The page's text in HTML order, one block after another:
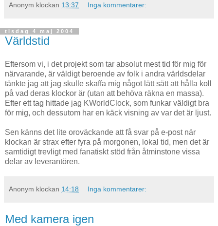
Anonym klockan 13:37 Inga kommentarer:
tisdag 4 maj 2004
Världstid
Eftersom vi, i det projekt som tar absolut mest tid för mig för
närvarande, är väldigt beroende av folk i andra världsdelar
tänkte jag att jag skulle skaffa mig något lätt sätt att hålla koll
på vad deras klockor är (utan att behöva räkna en massa).
Efter ett tag hittade jag KWorldClock, som funkar väldigt bra
för mig, och dessutom har en käck visning av var det är ljust.
Sen känns det lite oroväckande att få svar på e-post när
klockan är strax efter fyra på morgonen, lokal tid, men det är
samtidigt trevligt med fanatiskt stöd från åtminstone vissa
delar av leverantören.
Anonym klockan 14:18 Inga kommentarer:
Med kamera igen